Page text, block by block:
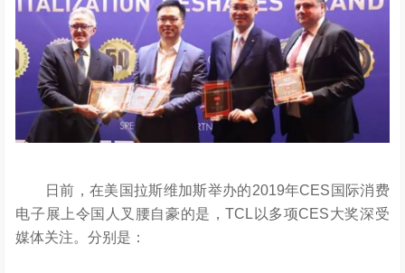
日前，在美国拉斯维加斯举办的2019年CES国际消费
电子展上令国人叉腰自豪的是，TCL以多项CES大奖深受
媒体关注。分别是：